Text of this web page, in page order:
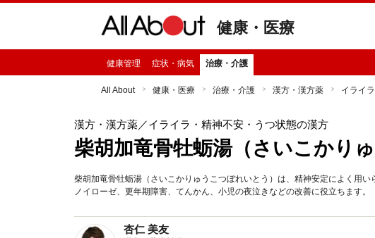
健康・医療
健康管理 症状・病気 治療・介護
All About 健康・医療 治療・介護 漢方・漢方薬 イライ
漢方・漢方薬／イライラ・精神不安・うつ状態の漢方
柴胡加竜骨牡蛎湯（さいこかり
柴胡加竜骨牡蛎湯（さいこかりゅうこつぼれいとう）は、精神安定によく用い
ノイローゼ、更年期障害、てんかん、小児の夜泣きなどの改善に役立ちます。
杏仁 美友